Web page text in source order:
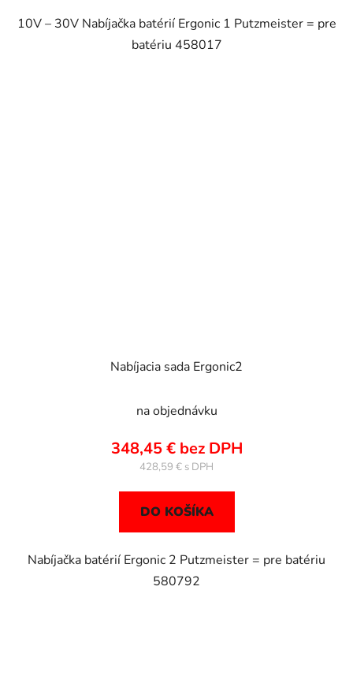
10V – 30V Nabíjačka batérií Ergonic 1 Putzmeister = pre
batériu 458017
Nabíjacia sada Ergonic2
na objednávku
348,45 € bez DPH
428,59 €
DO KOŠÍKA
Nabíjačka batérií Ergonic 2 Putzmeister = pre batériu
580792